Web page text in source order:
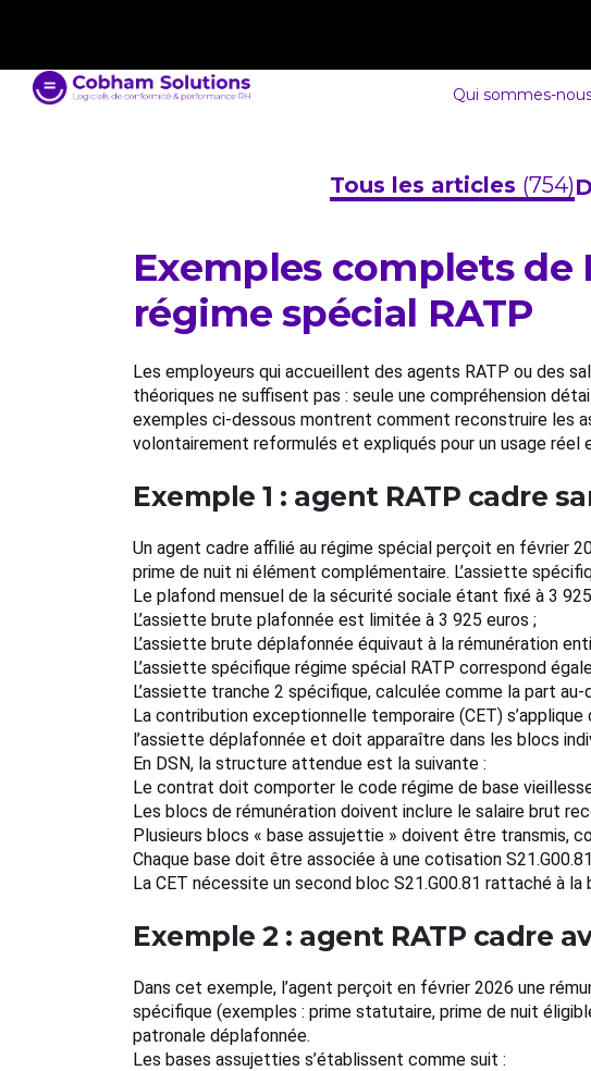
Qui sommes-
Tous les articles (754)
Exemples complets de
régime spécial RATP
Les employeurs qui accueillent des agents RATP ou des
théoriques ne suffisent pas : seule une compréhension
exemples ci-dessous montrent comment reconstruire les
volontairement reformulés et expliqués pour un usage réel
Exemple 1 : agent RATP cadre
Un agent cadre affilié au régime spécial perçoit en février
prime de nuit ni élément complémentaire. L’assiette
Le plafond mensuel de la sécurité sociale étant fixé à 3
L’assiette brute plafonnée est limitée à 3 925 euros ;
L’assiette brute déplafonnée équivaut à la rémunération
L’assiette spécifique régime spécial RATP correspond
L’assiette tranche 2 spécifique, calculée comme la part
La contribution exceptionnelle temporaire (CET)
l’assiette déplafonnée et doit apparaître dans les blocs
En DSN, la structure attendue est la suivante :
Le contrat doit comporter le code régime de base
Les blocs de rémunération doivent inclure le salaire brut
Plusieurs blocs « base assujettie » doivent être transmis,
Chaque base doit être associée à une cotisation
La CET nécessite un second bloc S21.G00.81 rattaché à
Exemple 2 : agent RATP cadre
Dans cet exemple, l’agent perçoit en février 2026 une
spécifique (exemples : prime statutaire, prime de nuit
patronale déplafonnée.
Les bases assujetties s’établissent comme suit :